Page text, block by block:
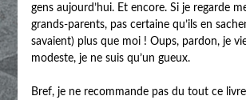
gens aujourd’hui. Et encore. Si je regarde
grands-parents, pas certaine qu’ils en
savaient) plus que moi ! Oups, pardon, je
modeste, je ne suis qu’un gueux.
Bref, je ne recommande pas du tout ce